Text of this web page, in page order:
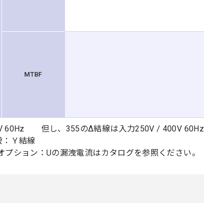
MTBF
60Hz 但し、355のΔ結線は入力250V / 400V 60Hz
Ｙ結線
プション：Uの漏洩電流はカタログを参照ください。